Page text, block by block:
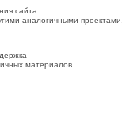
сайта
аналогичными проектами.
материалов.